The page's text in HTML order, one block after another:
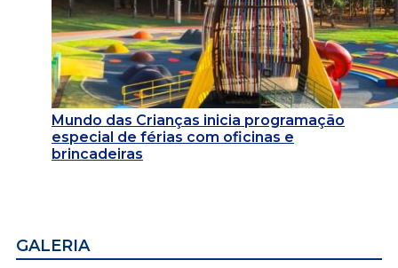
Mundo das Crianças inicia programação
especial de férias com oficinas e
brincadeiras
GALERIA